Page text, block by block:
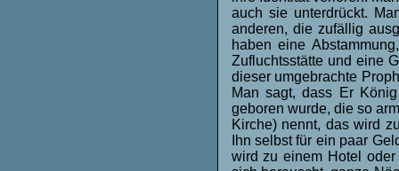
auch sie unterdrückt.
anderen, die zufällig
haben eine
Zufluchtsstätte und eine
dieser umgebrachte
Man sagt, dass Er
geboren wurde, die so
Kirche) nennt, das wird
Ihn selbst für ein paar
wird zu einem Hotel